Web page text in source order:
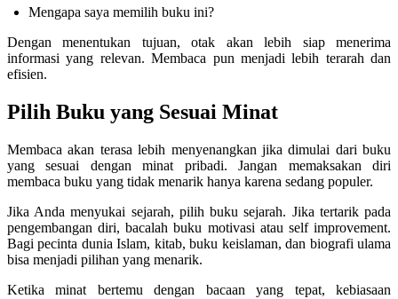
Mengapa saya memilih buku ini?
Dengan menentukan tujuan, otak akan lebih siap menerima
informasi yang relevan. Membaca pun menjadi lebih terarah dan
efisien.
Pilih Buku yang Sesuai Minat
Membaca akan terasa lebih menyenangkan jika dimulai dari buku
yang sesuai dengan minat pribadi. Jangan memaksakan diri
membaca buku yang tidak menarik hanya karena sedang populer.
Jika Anda menyukai sejarah, pilih buku sejarah. Jika tertarik pada
pengembangan diri, bacalah buku motivasi atau self improvement.
Bagi pecinta dunia Islam, kitab, buku keislaman, dan biografi ulama
bisa menjadi pilihan yang menarik.
Ketika minat bertemu dengan bacaan yang tepat, kebiasaan